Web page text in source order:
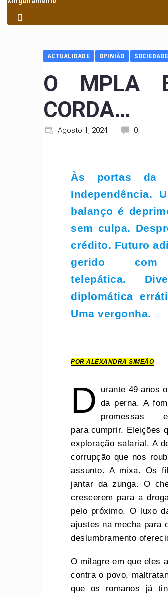
ACTUALIDADE OPINIÃO SOCIEDADE
O MPLA
CORDA…
Agosto 1, 2024 0
Às portas da
Independência.
balanço é
sem culpa.
crédito. Futuro
gerido com
telepática.
diplomática
Uma vergonha.
POR ALEXANDRA SIMEÃO
D
urante 49 anos
da perna. A
para cumprir. Eleições
exploração salarial. A
corrupção que nos
assunto. A mixa. Os
jantar da zunga. O
crescerem para a
pelo próximo. O luxo
ajustes na mecha para
deslumbramento
O milagre em que eles
contra o povo,
que os romanos já